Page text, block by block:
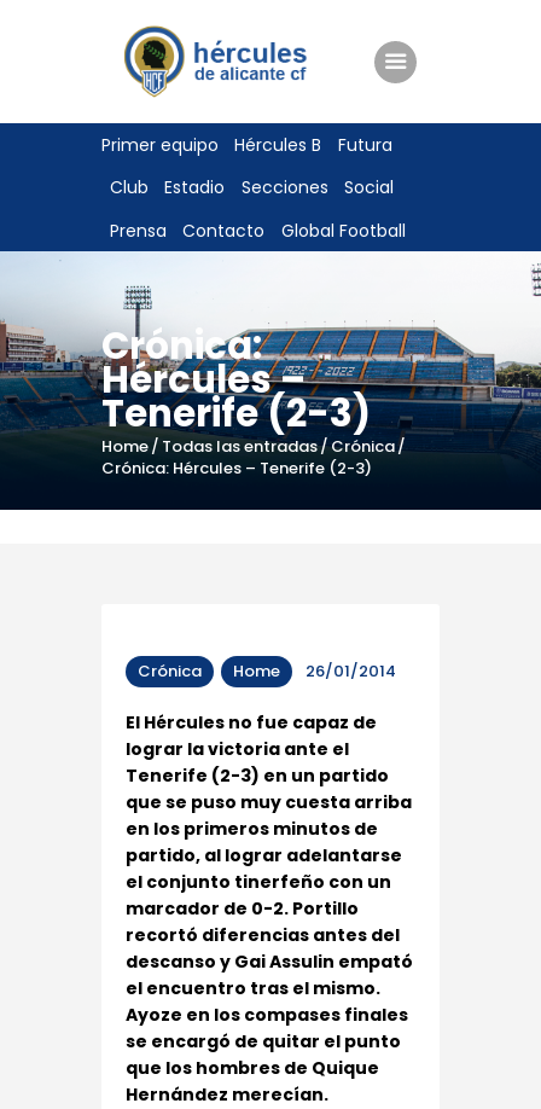
Primer equipo Hércules B
Futura
Club
Estadio Secciones
Social
Prensa
Contacto Global Football
Crónica:
Hércules –
Tenerife (2-3)
Home Todas las entradas Crónica
Crónica: Hércules – Tenerife (2-3)
ENTRADAS
TIENDA
HÉRCULESCF100
Crónica Home 26/01/2014
El Hércules no fue capaz de
lograr la victoria ante el
Tenerife (2-3) en un partido
que se puso muy cuesta arriba
en los primeros minutos de
partido, al lograr adelantarse
el conjunto tinerfeño con un
marcador de 0-2. Portillo
recortó diferencias antes del
descanso y Gai Assulin empató
el encuentro tras el mismo.
Ayoze en los compases finales
se encargó de quitar el punto
que los hombres de Quique
Hernández merecían.